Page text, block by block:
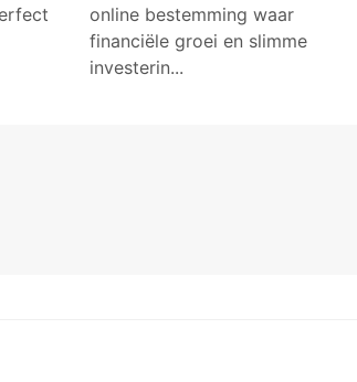
online bestemming waar
financiële groei en slimme
investerin...